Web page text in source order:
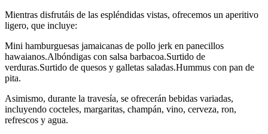
Mientras disfrutáis de las espléndidas vistas, ofrecemos un aperitivo
ligero, que incluye:
Mini hamburguesas jamaicanas de pollo jerk en panecillos
hawaianos.Albóndigas con salsa barbacoa.Surtido de
verduras.Surtido de quesos y galletas saladas.Hummus con pan de
pita.
Asimismo, durante la travesía, se ofrecerán bebidas variadas,
incluyendo cocteles, margaritas, champán, vino, cerveza, ron,
refrescos y agua.